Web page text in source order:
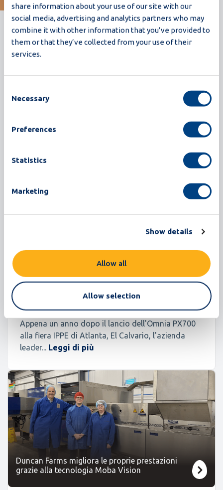
share information about your use of our site with our
social media, advertising and analytics partners who may
combine it with other information that you’ve provided to
them or that they’ve collected from your use of their
services.
Selection
Necessary
Preferences
Statistics
Marketing
Show details
Allow all
Allow selection
Ti riconosci? Contattaci
Storie di clienti correlate
El Calvario, un Successo in Messico
Appena un anno dopo il lancio dell'Omnia PX700
alla fiera IPPE di Atlanta, El Calvario, l'azienda
leader... Leggi di più
Duncan Farms migliora le proprie prestazioni
grazie alla tecnologia Moba Vision